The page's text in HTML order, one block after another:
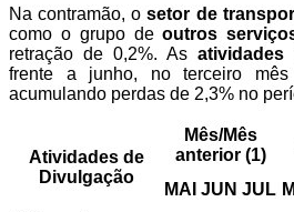
Na contramão, osetor de
como o grupo deoutros
retração de 0,2%. As atividades
frente a junho, no terceiro mês
acumulando perdas de 2,3% no
Atividades de
Divulgação
Mês/Mês
anterior (1)
MAI JUN JUL